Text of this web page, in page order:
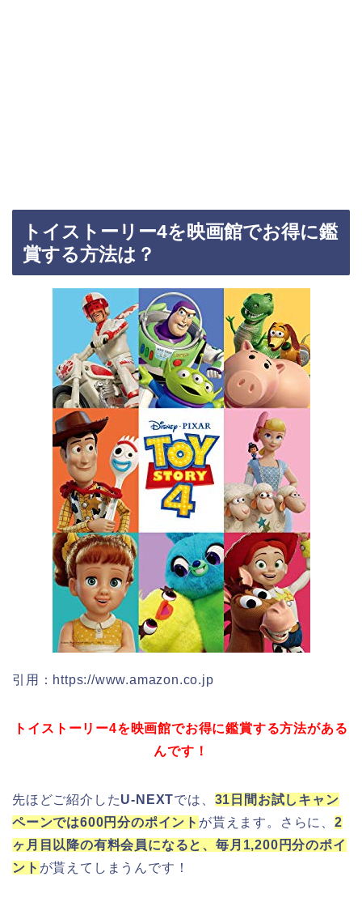
トイストーリー4を映画館でお得に鑑
賞する方法は？
引用：https://www.amazon.co.jp
トイストーリー4を映画館でお得に鑑賞する方法がある
んです！
先ほどご紹介したU-NEXTでは、 31日間お試しキャン
ペーンでは600円分のポイント が貰えます。さらに、 2
ヶ月目以降の有料会員になると、毎月1,200円分のポイ
ント が貰えてしまうんです！